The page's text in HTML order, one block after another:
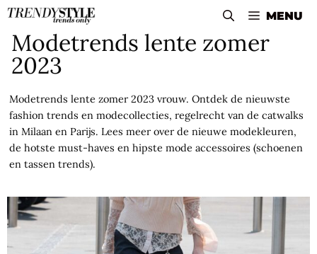
Skip
content
MENU
Modetrends lente zomer
2023
Modetrends lente zomer 2023 vrouw. Ontdek de nieuwste
fashion trends en modecollecties, regelrecht van de catwalks
in Milaan en Parijs. Lees meer over de nieuwe modekleuren,
de hotste must-haves en hipste mode accessoires (schoenen
en tassen trends).